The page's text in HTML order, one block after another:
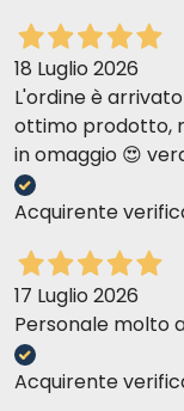
18 Luglio 2026
L'ordine è
ottimo prodotto,
in omaggio 😍
Acquirente
17 Luglio 2026
Personale molto
Acquirente